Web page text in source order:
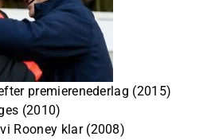
premierenederlag (2015)
(2010)
Rooney klar (2008)